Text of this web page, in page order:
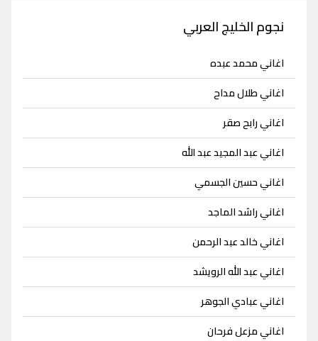
نجوم الخليج العربي
اغاني محمد عبده
اغاني طلال مداح
اغاني رابح صقر
اغاني عبد المجيد عبد الله
اغاني حسين الجسمي
اغاني راشد الماجد
اغاني خالد عبد الرحمن
اغاني عبد الله الرويشد
اغاني عبادي الجوهر
اغاني مزعل فرحان